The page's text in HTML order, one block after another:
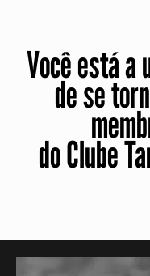
Você está a
de se
do Clube